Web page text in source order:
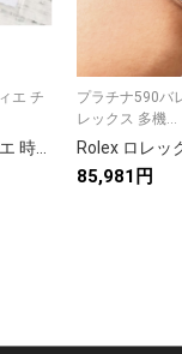
エ チ
プラチナ590バ
レックス 多機...
85,981円